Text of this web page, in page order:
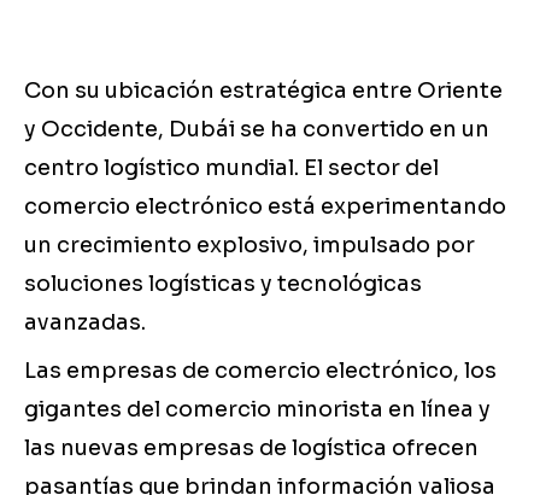
Con su ubicación estratégica entre Oriente
y Occidente, Dubái se ha convertido en un
centro logístico mundial. El sector del
comercio electrónico está experimentando
un crecimiento explosivo, impulsado por
soluciones logísticas y tecnológicas
avanzadas.
Las empresas de comercio electrónico, los
gigantes del comercio minorista en línea y
las nuevas empresas de logística ofrecen
pasantías que brindan información valiosa